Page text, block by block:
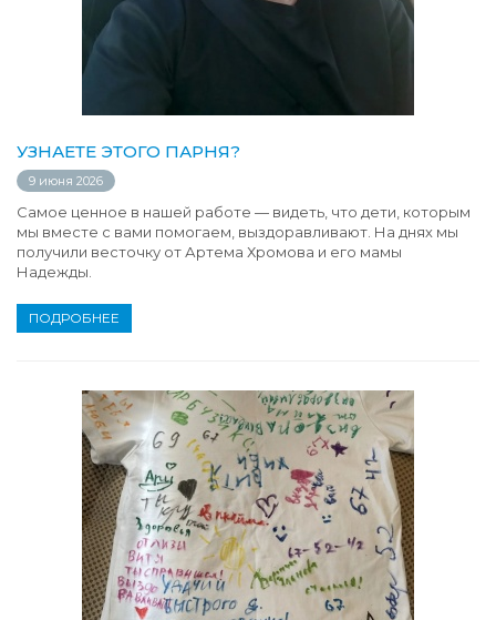
УЗНАЕТЕ ЭТОГО ПАРНЯ?
9 июня 2026
Самое ценное в нашей работе — видеть, что дети, которым
мы вместе с вами помогаем, выздоравливают. На днях мы
получили весточку от Артема Хромова и его мамы
Надежды.
ПОДРОБНЕЕ